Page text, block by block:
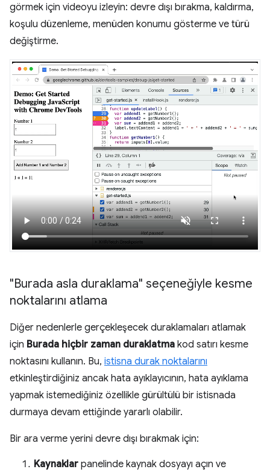
görmek için videoyu izleyin: devre dışı bırakma, kaldırma,
koşulu düzenleme, menüden konumu gösterme ve türü
değiştirme.
"Burada asla duraklama" seçeneğiyle kesme
noktalarını atlama
Diğer nedenlerle gerçekleşecek duraklamaları atlamak
için Burada hiçbir zaman duraklatma kod satırı kesme
noktasını kullanın. Bu, istisna durak noktalarını
etkinleştirdiğiniz ancak hata ayıklayıcının, hata ayıklama
yapmak istemediğiniz özellikle gürültülü bir istisnada
durmaya devam ettiğinde yararlı olabilir.
Bir ara verme yerini devre dışı bırakmak için:
Kaynaklar panelinde kaynak dosyayı açın ve